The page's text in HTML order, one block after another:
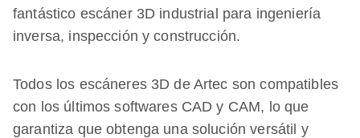
fantástico escáner 3D industrial para ingeniería
inversa, inspección y construcción.
Todos los escáneres 3D de Artec son compatibles
con los últimos softwares CAD y CAM, lo que
garantiza que obtenga una solución versátil y